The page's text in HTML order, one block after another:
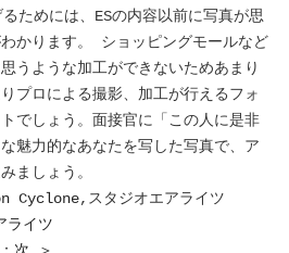
ためには、ESの内容以前に写真が思
かります。 ショッピングモールなど
うような加工ができないためあまり
プロによる撮影、加工が行えるフォ
でしょう。面接官に「この人に是非
魅力的なあなたを写した写真で、ア
ましょう。
Cyclone,スタジオエアライツ
ライツ